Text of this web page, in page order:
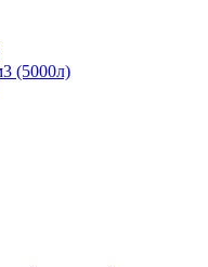
(5000л)